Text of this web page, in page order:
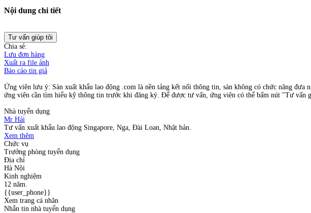
Nội dung chi tiết
Tư vấn giúp tôi
Chia sẻ:
Lưu đơn hàng
Xuất ra file ảnh
Báo cáo tin giả
Ứng viên lưu ý: Sàn xuất khẩu lao động .com là nền tảng kết nối thông tin, sàn không có chức năng
ứng viên cần tìm hiểu kỹ thông tin trước khi đăng ký. Để được tư vấn, ứng viên có thể bấm nút "Tư vấn
Nhà tuyển dụng
Mr Hải
Tư vấn xuất khẩu lao động Singapore, Nga, Đài Loan, Nhật bản.
Xem thêm
Chức vụ
Trưởng phòng tuyển dụng
Địa chỉ
Hà Nội
Kinh nghiệm
12 năm.
{{user_phone}}
Xem trang cá nhân
Nhắn tin nhà tuyển dụng